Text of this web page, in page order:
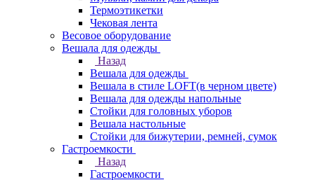
Термоэтикетки
Чековая лента
Весовое оборудование
Вешала для одежды
Назад
Вешала для одежды
Вешала в стиле LOFT(в черном цвете)
Вешала для одежды напольные
Стойки для головных уборов
Вешала настольные
Cтойки для бижутерии, ремней, сумок
Гастроемкости
Назад
Гастроемкости